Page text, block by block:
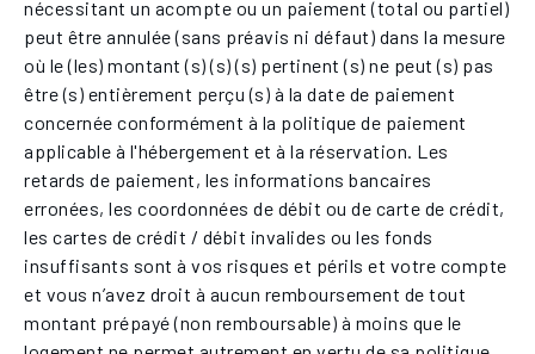
nécessitant un acompte ou un paiement (total ou partiel)
peut être annulée (sans préavis ni défaut) dans la mesure
où le (les) montant (s) (s) (s) pertinent (s) ne peut (s) pas
être (s) entièrement perçu (s) à la date de paiement
concernée conformément à la politique de paiement
applicable à l'hébergement et à la réservation. Les
retards de paiement, les informations bancaires
erronées, les coordonnées de débit ou de carte de crédit,
les cartes de crédit / débit invalides ou les fonds
insuffisants sont à vos risques et périls et votre compte
et vous n’avez droit à aucun remboursement de tout
montant prépayé (non remboursable) à moins que le